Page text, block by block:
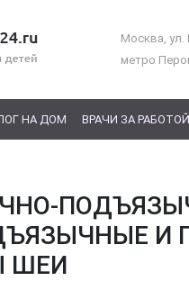
Москва, ул.
метро
НА ДОМ ВРАЧИ ЗА РАБОТОЙ
И
ШЕИ